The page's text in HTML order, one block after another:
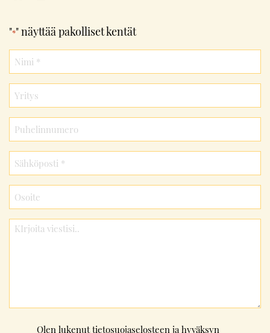
"*" näyttää pakolliset kentät
ConsentOlen lukenuttietosuojaselosteenja hyväksyn